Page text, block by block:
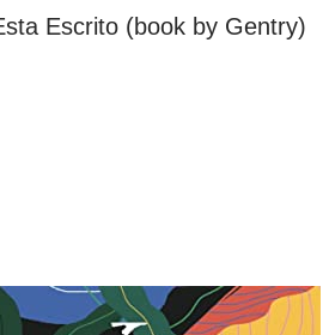
Escrito (book by Gentry)